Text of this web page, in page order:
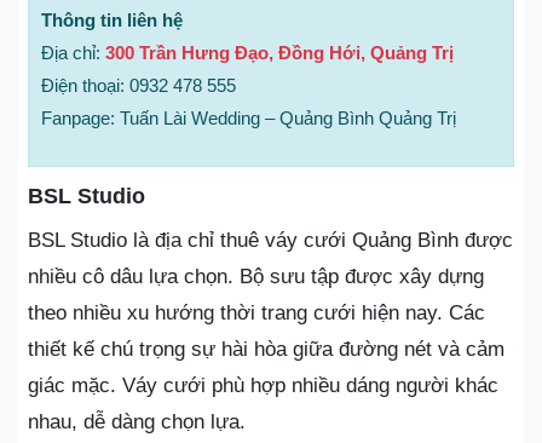
Thông tin liên hệ
Địa chỉ: 300 Trần Hưng Đạo, Đồng Hới, Quảng Trị
Điện thoại: 0932 478 555
Fanpage: Tuấn Lài Wedding – Quảng Bình Quảng Trị
BSL Studio
BSL Studio là địa chỉ thuê váy cưới Quảng Bình được
nhiều cô dâu lựa chọn. Bộ sưu tập được xây dựng
theo nhiều xu hướng thời trang cưới hiện nay. Các
thiết kế chú trọng sự hài hòa giữa đường nét và cảm
giác mặc. Váy cưới phù hợp nhiều dáng người khác
nhau, dễ dàng chọn lựa.